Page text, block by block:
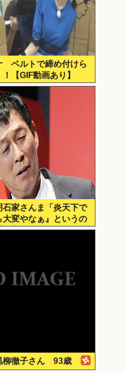
ベルトで締め付けら
【GIF動画あり】
石家さんま「炎天下で
大変やなぁ』というの
の良さ。ナイターが当
柳徹子さん 93歳